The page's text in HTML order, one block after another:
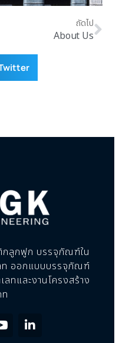
ถัดไป
About Us
กลูกฟูก บรรจุภัณฑ์ใน
ท ออกแบบบรรจุภัณฑ์
ทและงานโครงสร้าง